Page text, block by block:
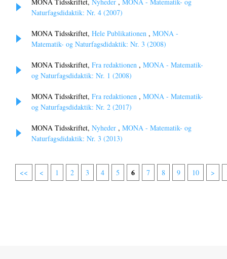
MONA Tidsskriftet, Nyheder , MONA - Matematik- og
Naturfagsdidaktik: Nr. 4 (2007)
MONA Tidsskriftet, Hele Publikationen , MONA -
Matematik- og Naturfagsdidaktik: Nr. 3 (2008)
MONA Tidsskriftet, Fra redaktionen , MONA - Matematik-
og Naturfagsdidaktik: Nr. 1 (2008)
MONA Tidsskriftet, Fra redaktionen , MONA - Matematik-
og Naturfagsdidaktik: Nr. 2 (2017)
MONA Tidsskriftet, Nyheder , MONA - Matematik- og
Naturfagsdidaktik: Nr. 3 (2013)
<< < 1 2 3 4 5 6 7 8 9 10 >